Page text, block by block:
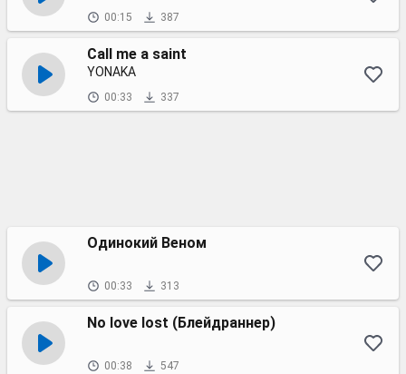
00:15 387
Call me a saint
YONAKA
00:33 337
Одинокий Веном
00:33 313
No love lost (Блейдраннер)
00:38 547